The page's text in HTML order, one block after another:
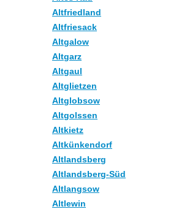
Altfriedland
Altfriesack
Altgalow
Altgarz
Altgaul
Altglietzen
Altglobsow
Altgolssen
Altkietz
Altkünkendorf
Altlandsberg
Altlandsberg-Süd
Altlangsow
Altlewin